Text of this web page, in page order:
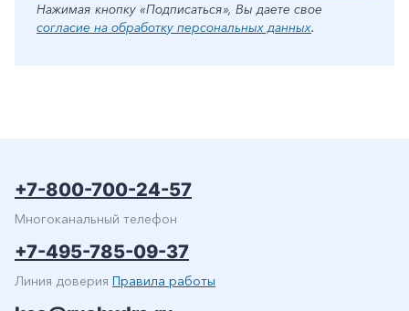
Нажимая кнопку «Подписаться», Вы даете свое
согласие на обработку персональных данных.
+7-800-700-24-57
Многоканальный телефон
+7-495-785-09-37
Линия доверия Правила работы